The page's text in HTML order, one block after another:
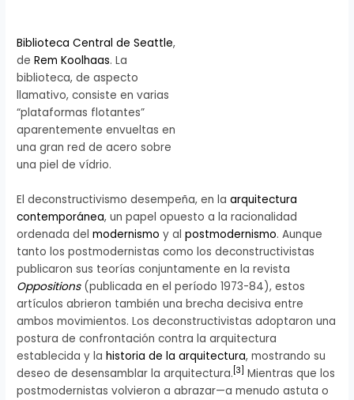
Biblioteca Central de Seattle,
deRem Koolhaas. La
biblioteca, de aspecto
llamativo, consiste en varias
“plataformas flotantes”
aparentemente envueltas en
una gran red de acero sobre
una piel de vídrio.
El deconstructivismo desempeña, en laarquitectura
contemporánea, un papel opuesto a la racionalidad
ordenada delmodernismo y alpostmodernismo. Aunque
tanto los postmodernistas como los deconstructivistas
publicaron sus teorías conjuntamente en la revista
Oppositions(publicada en el período 1973-84), estos
artículos abrieron también una brecha decisiva entre
ambos movimientos. Los deconstructivistas adoptaron una
postura de confrontación contra la arquitectura
establecida y lahistoria de la arquitectura, mostrando su
deseo de desensamblar la arquitectura. [3 Mientras que los
postmodernistas volvieron a abrazar—a menudo astuta o